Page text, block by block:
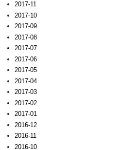
2017-11
2017-10
2017-09
2017-08
2017-07
2017-06
2017-05
2017-04
2017-03
2017-02
2017-01
2016-12
2016-11
2016-10